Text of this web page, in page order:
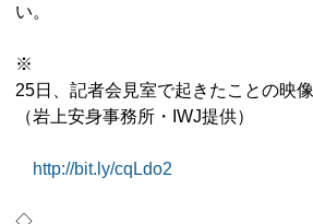
い。
※
25日、記者会見室で起きたことの映
（岩上安身事務所・IWJ提供）
http://bit.ly/cqLdo2